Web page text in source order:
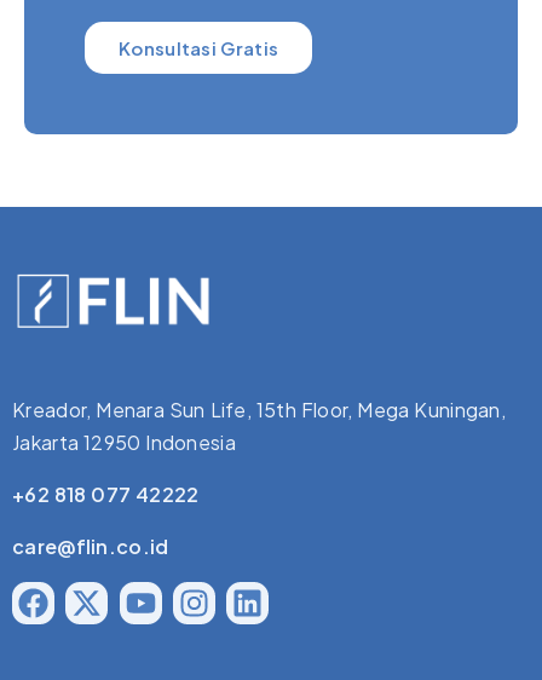
Konsultasi Gratis
Kreador, Menara Sun Life, 15th Floor, Mega Kuningan,
Jakarta 12950 Indonesia
+62 818 077 42222
care@flin.co.id